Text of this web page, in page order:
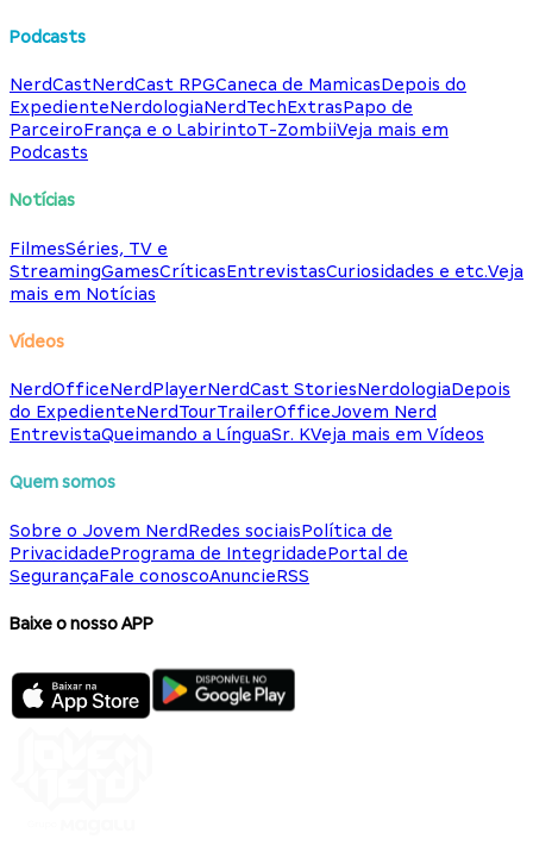
Podcasts
NerdCastNerdCast RPGCaneca de MamicasDepois do
ExpedienteNerdologiaNerdTechExtrasPapo de
ParceiroFrança e o LabirintoT-ZombiiVeja mais em
Podcasts
Notícias
FilmesSéries, TV e
StreamingGamesCríticasEntrevistasCuriosidades e etc.Veja
mais em Notícias
Vídeos
NerdOfficeNerdPlayerNerdCast StoriesNerdologiaDepois
do ExpedienteNerdTourTrailerOfficeJovem Nerd
EntrevistaQueimando a LínguaSr. KVeja mais em Vídeos
Quem somos
Sobre o Jovem NerdRedes sociaisPolítica de
PrivacidadePrograma de IntegridadePortal de
SegurançaFale conoscoAnuncieRSS
Baixe o nosso APP